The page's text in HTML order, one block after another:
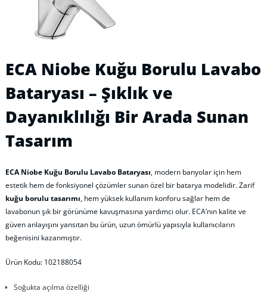
ECA Niobe Kuğu Borulu Lavabo
Bataryası – Şıklık ve
Dayanıklılığı Bir Arada Sunan
Tasarım
ECA Niobe Kuğu Borulu Lavabo Bataryası, modern banyolar için hem
estetik hem de fonksiyonel çözümler sunan özel bir batarya modelidir. Zarif
kuğu borulu tasarımı, hem yüksek kullanım konforu sağlar hem de
lavabonun şık bir görünüme kavuşmasına yardımcı olur. ECA’nın kalite ve
güven anlayışını yansıtan bu ürün, uzun ömürlü yapısıyla kullanıcıların
beğenisini kazanmıştır.
Ürün Kodu: 102188054
Soğukta açılma özelliği